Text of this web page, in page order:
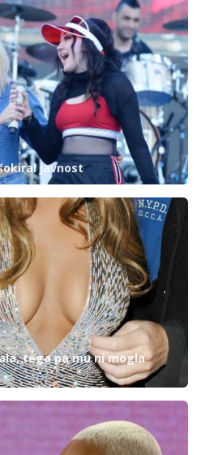
javnost
tega pa mu ni mogla